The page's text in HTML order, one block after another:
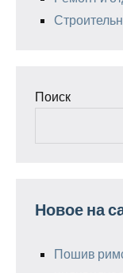
Поиск
Новое на
Пошив